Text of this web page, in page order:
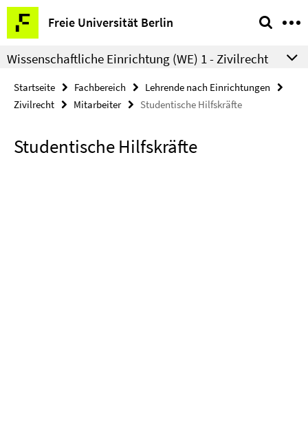
Springe
direkt
zu
Inhalt
Freie Universität Berlin
Service-
Navigation
Wissenschaftliche Einrichtung (WE) 1 - Zivilrecht
Startseite Fachbereich
Lehrende nach Einrichtungen
Zivilrecht
Mitarbeiter Studentische Hilfskräfte
Studentische Hilfskräfte